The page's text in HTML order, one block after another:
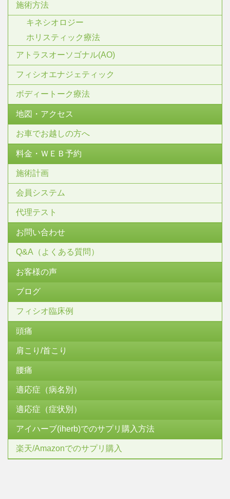
施術方法
キネシオロジー
ホリスティック療法
アトラスオーソゴナル(AO)
フィシオエナジェティック
ボディートーク療法
地図・アクセス
お車でお越しの方へ
料金・ＷＥＢ予約
施術計画
会員システム
代理テスト
お問い合わせ
Q&A（よくある質問）
お客様の声
ブログ
フィシオ臨床例
頭痛
肩こり/首こり
腰痛
適応症（病名別）
適応症（症状別）
アイハーブ(iherb)でのサプリ購入方法
楽天/Amazonでのサプリ購入